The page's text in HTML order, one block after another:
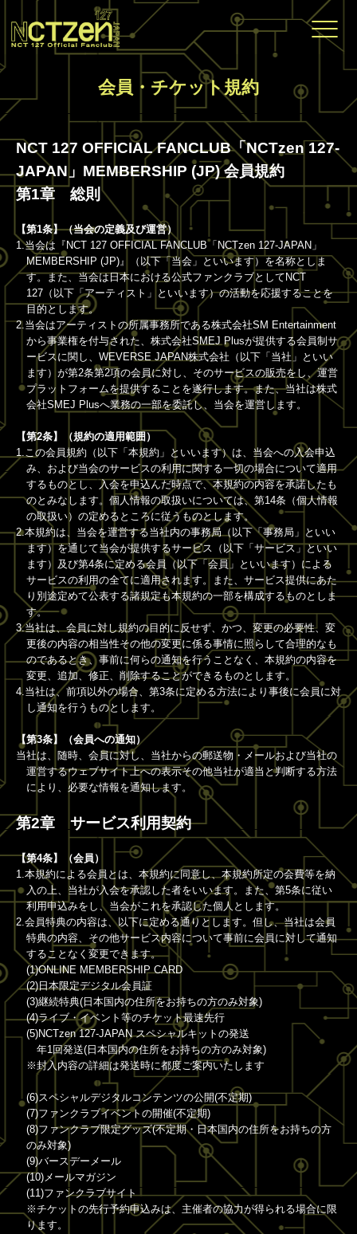
会員・チケット規約
NCT 127 OFFICIAL FANCLUB「NCTzen 127-
JAPAN」MEMBERSHIP (JP) 会員規約
第1章 総則
【第1条】（当会の定義及び運営）
1.当会は『NCT 127 OFFICIAL FANCLUB「NCTzen 127-JAPAN」
MEMBERSHIP (JP)』（以下「当会」といいます）を名称としま
す。また、当会は日本における公式ファンクラブとしてNCT
127（以下「アーティスト」といいます）の活動を応援することを
目的とします。
2.当会はアーティストの所属事務所である株式会社SM Entertainment
から事業権を付与された、株式会社SMEJ Plusが提供する会員制サ
ービスに関し、WEVERSE JAPAN株式会社（以下「当社」といい
ます）が第2条第2項の会員に対し、そのサービスの販売をし、運営
プラットフォームを提供することを遂行します。また、当社は株式
会社SMEJ Plusへ業務の一部を委託し、当会を運営します。
【第2条】（規約の適用範囲）
1.この会員規約（以下「本規約」といいます）は、当会への入会申込
み、および当会のサービスの利用に関する一切の場合について適用
するものとし、入会を申込んだ時点で、本規約の内容を承諾したも
のとみなします。個人情報の取扱いについては、第14条（個人情報
の取扱い）の定めるところに従うものとします。
2.本規約は、当会を運営する当社内の事務局（以下「事務局」といい
ます）を通じて当会が提供するサービス（以下「サービス」といい
ます）及び第4条に定める会員（以下「会員」といいます）による
サービスの利用の全てに適用されます。また、サービス提供にあた
り別途定めて公表する諸規定も本規約の一部を構成するものとしま
す。
3.当社は、会員に対し規約の目的に反せず、かつ、変更の必要性、変
更後の内容の相当性その他の変更に係る事情に照らして合理的なも
のであるとき、事前に何らの通知を行うことなく、本規約の内容を
変更、追加、修正、削除することができるものとします。
4.当社は、前項以外の場合、第3条に定める方法により事後に会員に対
し通知を行うものとします。
【第3条】（会員への通知）
当社は、随時、会員に対し、当社からの郵送物・メールおよび当社の
運営するウェブサイト上への表示その他当社が適当と判断する方法
により、必要な情報を通知します。
第2章 サービス利用契約
【第4条】（会員）
1.本規約による会員とは、本規約に同意し、本規約所定の会費等を納
入の上、当社が入会を承認した者をいいます。また、第5条に従い
利用申込みをし、当会がこれを承認した個人とします。
2.会員特典の内容は、以下に定める通りとします。但し、当社は会員
特典の内容、その他サービス内容について事前に会員に対して通知
することなく変更できます。
(1)ONLINE MEMBERSHIP CARD
(2)日本限定デジタル会員証
(3)継続特典(日本国内の住所をお持ちの方のみ対象)
(4)ライブ・イベント等のチケット最速先行
(5)NCTzen 127-JAPAN スペシャルキットの発送
年1回発送(日本国内の住所をお持ちの方のみ対象)
※封入内容の詳細は発送時に都度ご案内いたします
(6)スペシャルデジタルコンテンツの公開(不定期)
(7)ファンクラブイベントの開催(不定期)
(8)ファンクラブ限定グッズ(不定期・日本国内の住所をお持ちの方
のみ対象)
(9)バースデーメール
(10)メールマガジン
(11)ファンクラブサイト
※チケットの先行予約申込みは、主催者の協力が得られる場合に限
ります。